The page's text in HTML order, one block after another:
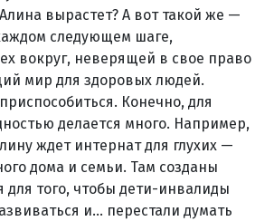
вырастет? А вот такой же —
следующем шаге,
вокруг, неверящей в свое право
мир для здоровых людей.
Конечно, для
делается много. Например,
ждет интернат для глухих —
дома и семьи. Там созданы
для того, чтобы дети-инвалиды
и... перестали думать